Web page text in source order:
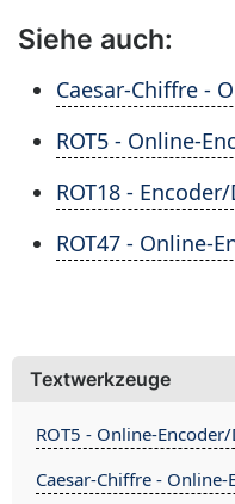
Siehe auch:
Caesar-Chiffre -
ROT5 - Online-
ROT18 -
ROT47 - Online-
Textwerkzeuge
ROT5 - Online-
Caesar-Chiffre -